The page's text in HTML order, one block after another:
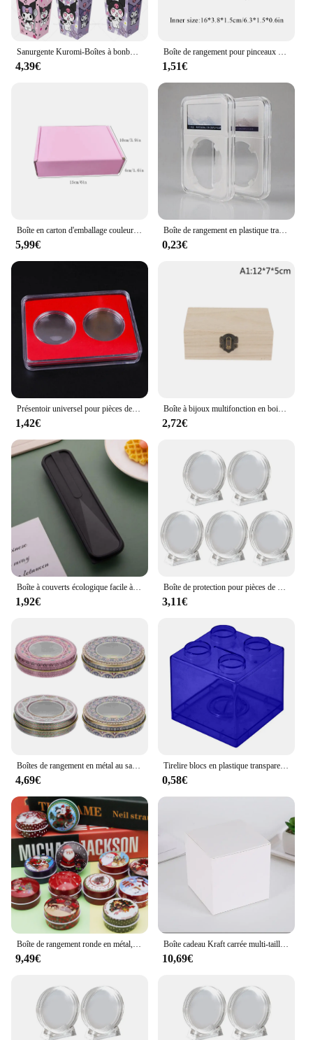
Sanurgente Kuromi-Boîtes à bonbons décoratives pour fête d'anniversaire, sac en papier pop-corn, boîte-cadeau pour collation, faveurs d'anniversaire pour enfants, fournitures de fête pour filles, 6 pièces, 12 pièces
4,39€
Boîte de rangement pour pinceaux de maquillage, étanche, anti-poussière, réglable, portable, britware
1,51€
Boîte en carton d'emballage couleur bricolage, petite boîte-cadeau, sac d'emballage de bijoux, 15 × 10 × 4cm, 10 pièces
5,99€
Boîte de rangement en plastique transparent pour pièces de monnaie, étui de collection, support de protection, affichage de dalles, conteneur de qualité, nouveau
0,23€
Présentoir universel pour pièces de monnaie, protection de boîte de collection d'évaluation, rangement commémoratif à 2 grilles, coffres-forts
1,42€
Boîte à bijoux multifonction en bois avec couvercle, conteneur de stockage, décoration d'intérieur
2,72€
Boîte à couverts écologique facile à utiliser, boîte à couverts simple d'extérieur, rangement domestique, collection d'ustensiles, boîte de rangement anti-poussière
1,92€
Boîte de protection pour pièces de monnaie en acrylique, vitrine ronde transparente, médaille commémorative, 4cm, 5 pièces
3,11€
Boîtes de rangement en métal au safran, nombreuses boîtes en fer, craquelins de Noël, décoration compacte, pots scellés pour la maison, petit cadeau, 18 boîtes, 4 pièces
4,69€
Tirelire blocs en plastique transparent, boîte d'économie de nuit de construction, tirelire, mallette de rangement de pièces de monnaie, boîtes à monnaie, jouet pour enfant, cadeau, décoration d'intérieur
0,58€
Boîte de rangement ronde en métal, cadeaux de Noël, petites faveurs de fête pour enfants, ci-après le conteneur exécutif, petite boîte à bonbons, 18 boîtes, 12 pièces
9,49€
Boîte cadeau Kraft carrée multi-taille, 20/50 pièces, noir, blanc, marron, emballage pliable, boîte à proposition pour fête d'anniversaire de la mariée
10,69€